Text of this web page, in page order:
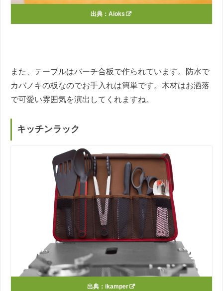
出典： Aioks
また、テーブルはバーチ合板で作られています。防水で
カバノキの板なのでお手入れは簡単です。木材はお洒落
で可愛い雰囲気を演出してくれますね。
キッチンラック
出典： ikamper